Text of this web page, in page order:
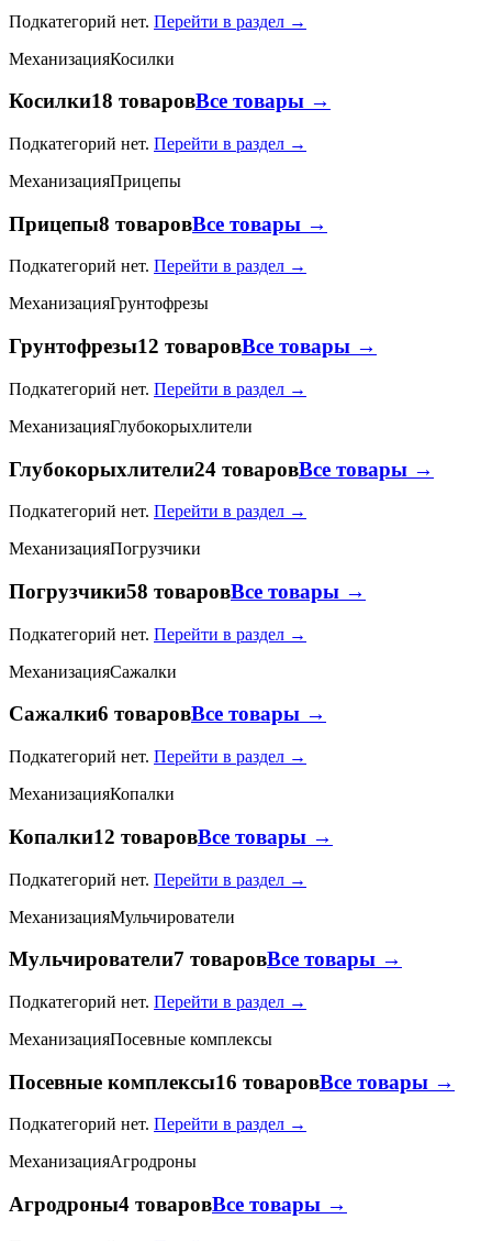
Подкатегорий нет. Перейти в раздел →
МеханизацияКосилки
Косилки18 товаровВсе товары →
Подкатегорий нет. Перейти в раздел →
МеханизацияПрицепы
Прицепы8 товаровВсе товары →
Подкатегорий нет. Перейти в раздел →
МеханизацияГрунтофрезы
Грунтофрезы12 товаровВсе товары →
Подкатегорий нет. Перейти в раздел →
МеханизацияГлубокорыхлители
Глубокорыхлители24 товаровВсе товары →
Подкатегорий нет. Перейти в раздел →
МеханизацияПогрузчики
Погрузчики58 товаровВсе товары →
Подкатегорий нет. Перейти в раздел →
МеханизацияСажалки
Сажалки6 товаровВсе товары →
Подкатегорий нет. Перейти в раздел →
МеханизацияКопалки
Копалки12 товаровВсе товары →
Подкатегорий нет. Перейти в раздел →
МеханизацияМульчирователи
Мульчирователи7 товаровВсе товары →
Подкатегорий нет. Перейти в раздел →
МеханизацияПосевные комплексы
Посевные комплексы16 товаровВсе товары →
Подкатегорий нет. Перейти в раздел →
МеханизацияАгродроны
Агродроны4 товаровВсе товары →